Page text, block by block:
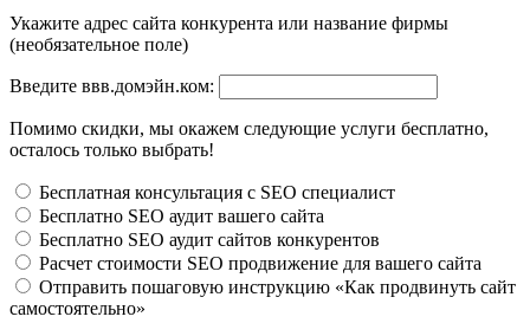
Укажите адрес сайта конкурента или название фирмы
(необязательное поле)
Введите ввв.домэйн.ком:
Помимо скидки, мы окажем следующие услуги бесплатно,
осталось только выбрать!
Бесплатная консультация с SEO специалист
Бесплатно SEO аудит вашего сайта
Бесплатно SEO аудит сайтов конкурентов
Расчет стоимости SEO продвижение для вашего сайта
Отправить пошаговую инструкцию «Как продвинуть сайт
самостоятельно»